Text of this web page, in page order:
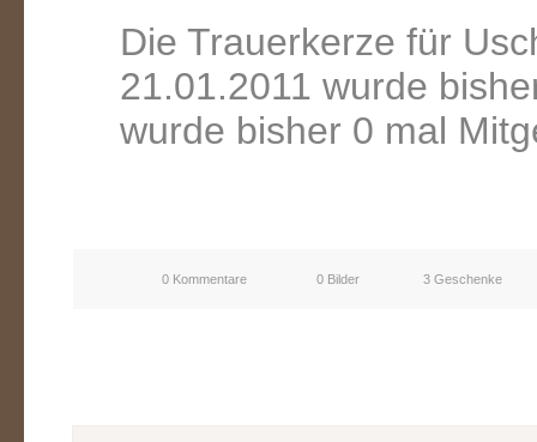
Die Trauerkerze für
21.01.2011 wurde
wurde bisher 0 mal
0 Kommentare 0 Bilder 3 Geschenke